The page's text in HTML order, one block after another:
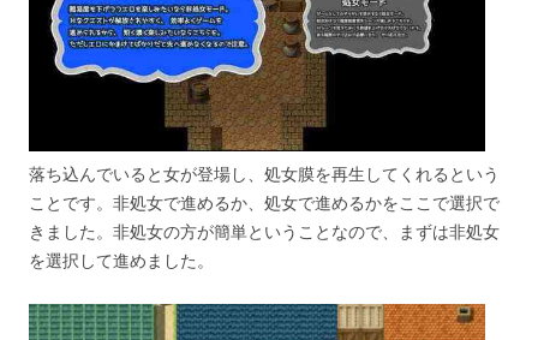
落ち込んでいると女が登場し、処女膜を再生してくれるという
ことです。非処女で進めるか、処女で進めるかをここで選択で
きました。非処女の方が簡単ということなので、まずは非処女
を選択して進めました。